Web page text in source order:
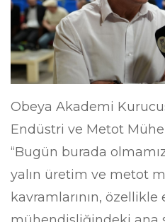
Obeya Akademi
Endüstri ve Metot
“Bugün burada
yalın üretim ve metot
kavramlarının, özellikle